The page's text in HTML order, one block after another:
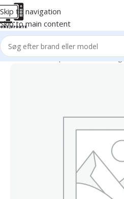
Skip to navigation
Skip to main content
Home/Mobil Reparation/